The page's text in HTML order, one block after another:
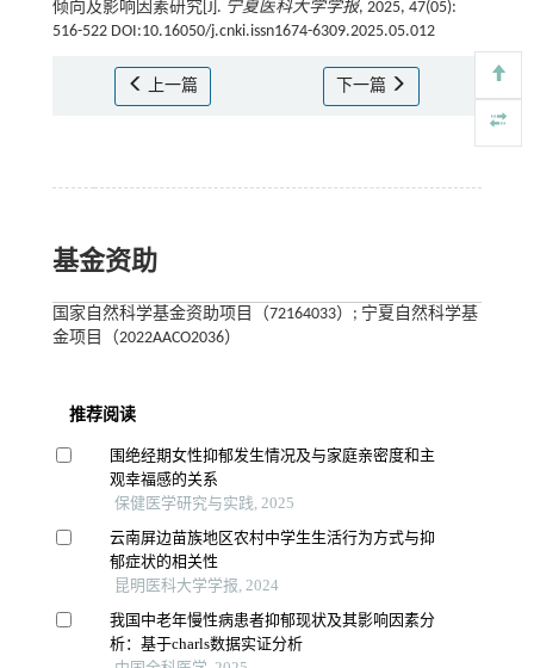
倾向及影响因素研究[J]. 宁夏医科大学学报, 2025, 47(05):
516-522 DOI:10.16050/j.cnki.issn1674-6309.2025.05.012
上一篇 下一篇
基金资助
国家自然科学基金资助项目（72164033）; 宁夏自然科学基
金项目（2022AACO2036）